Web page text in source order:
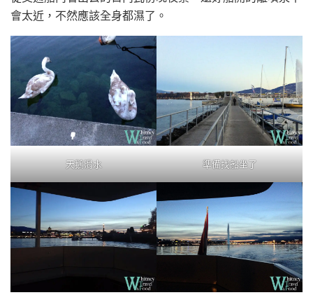
會太近，不然應該全身都濕了。
天鵝滑水 準備找船坐了